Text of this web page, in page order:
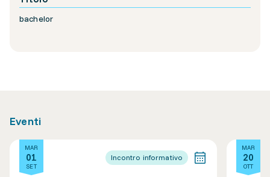
bachelor
Eventi
MAR
01
SET
Incontro informativo
MAR
20
OTT